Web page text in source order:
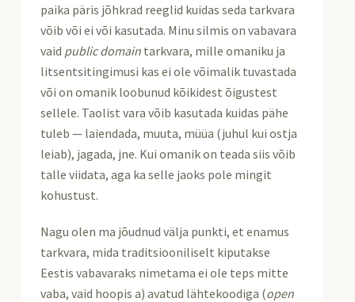
paika päris jõhkrad reeglid kuidas seda tarkvara
võib või ei või kasutada. Minu silmis on vabavara
vaid public domain tarkvara, mille omaniku ja
litsentsitingimusi kas ei ole võimalik tuvastada
või on omanik loobunud kõikidest õigustest
sellele. Taolist vara võib kasutada kuidas pähe
tuleb — laiendada, muuta, müüa (juhul kui ostja
leiab), jagada, jne. Kui omanik on teada siis võib
talle viidata, aga ka selle jaoks pole mingit
kohustust.
Nagu olen ma jõudnud välja punkti, et enamus
tarkvara, mida traditsiooniliselt kiputakse
Eestis vabavaraks nimetama ei ole teps mitte
vaba, vaid hoopis a) avatud lähtekoodiga (open